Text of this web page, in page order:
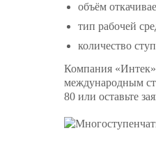
объём
тип рабочей
количество
Компания «Интек»
международным
80 или оставьте